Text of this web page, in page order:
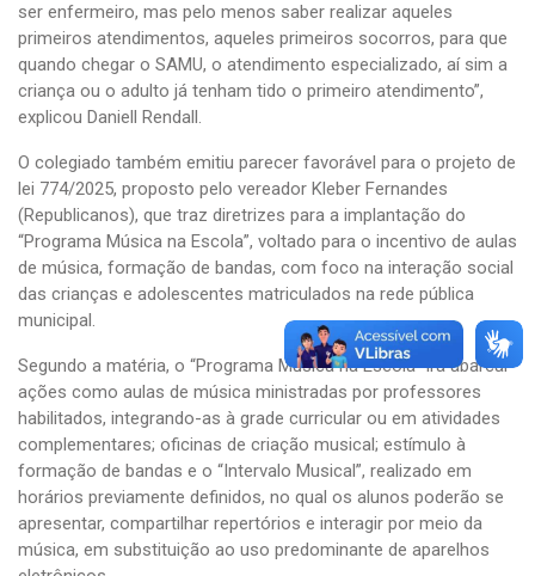
ser enfermeiro, mas pelo menos saber realizar aqueles
primeiros atendimentos, aqueles primeiros socorros, para que
quando chegar o SAMU, o atendimento especializado, aí sim a
criança ou o adulto já tenham tido o primeiro atendimento”,
explicou Daniell Rendall.
O colegiado também emitiu parecer favorável para o projeto de
lei 774/2025, proposto pelo vereador Kleber Fernandes
(Republicanos), que traz diretrizes para a implantação do
“Programa Música na Escola”, voltado para o incentivo de aulas
de música, formação de bandas, com foco na interação social
das crianças e adolescentes matriculados na rede pública
municipal.
Segundo a matéria, o “Programa Música na Escola” irá abarcar
ações como aulas de música ministradas por professores
habilitados, integrando-as à grade curricular ou em atividades
complementares; oficinas de criação musical; estímulo à
formação de bandas e o “Intervalo Musical”, realizado em
horários previamente definidos, no qual os alunos poderão se
apresentar, compartilhar repertórios e interagir por meio da
música, em substituição ao uso predominante de aparelhos